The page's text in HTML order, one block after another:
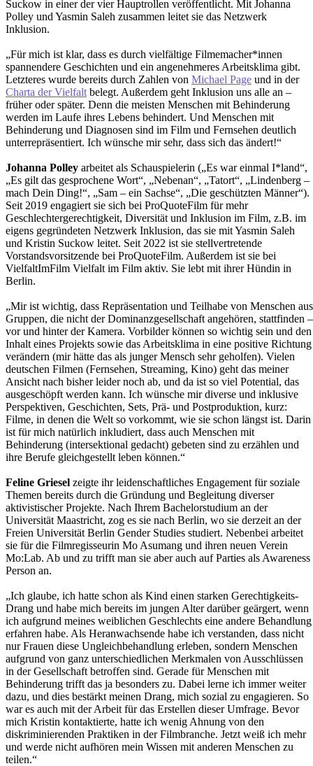
Suckow in einer der vier Hauptrollen veröffentlicht. Mit Johanna
Polley und Yasmin Saleh zusammen leitet sie das Netzwerk
Inklusion.
„Für mich ist klar, dass es durch vielfältige Filmemacher*innen
spannendere Geschichten und ein angenehmeres Arbeitsklima gibt.
Letzteres wurde bereits durch Zahlen von Michael Page und in der
Charta der Vielfalt belegt. Außerdem geht Inklusion uns alle an –
früher oder später. Denn die meisten Menschen mit Behinderung
werden im Laufe ihres Lebens behindert. Und Menschen mit
Behinderung und Diagnosen sind im Film und Fernsehen deutlich
unterrepräsentiert. Ich wünsche mir sehr, dass sich das ändert!“
Johanna Polley arbeitet als Schauspielerin („Es war einmal I*land“,
„Es gilt das gesprochene Wort“, „Nebenan“, „Tatort“, „Lindenberg –
mach Dein Ding!“, „Sam – ein Sachse“, „Die geschützten Männer“).
Seit 2019 engagiert sie sich bei ProQuoteFilm für mehr
Geschlechtergerechtigkeit, Diversität und Inklusion im Film, z.B. im
eigens gegründeten Netzwerk Inklusion, das sie mit Yasmin Saleh
und Kristin Suckow leitet. Seit 2022 ist sie stellvertretende
Vorstandsvorsitzende bei ProQuoteFilm. Außerdem ist sie bei
VielfaltImFilm Vielfalt im Film aktiv. Sie lebt mit ihrer Hündin in
Berlin.
„Mir ist wichtig, dass Repräsentation und Teilhabe von Menschen aus
Gruppen, die nicht der Dominanzgesellschaft angehören, stattfinden –
vor und hinter der Kamera. Vorbilder können so wichtig sein und den
Inhalt eines Projekts sowie das Arbeitsklima in eine positive Richtung
verändern (mir hätte das als junger Mensch sehr geholfen). Vielen
deutschen Filmen (Fernsehen, Streaming, Kino) geht das meiner
Ansicht nach bisher leider noch ab, und da ist so viel Potential, das
ausgeschöpft werden kann. Ich wünsche mir diverse und inklusive
Perspektiven, Geschichten, Sets, Prä- und Postproduktion, kurz:
Filme, in denen die Welt so vorkommt, wie sie schon längst ist. Darin
ist für mich natürlich inkludiert, dass auch Menschen mit
Behinderung (intersektional gedacht) gebeten sind zu erzählen und
ihre Berufe gleichgestellt leben können.“
Feline Griesel zeigte ihr leidenschaftliches Engagement für soziale
Themen bereits durch die Gründung und Begleitung diverser
aktivistischer Projekte. Nach Ihrem Bachelorstudium an der
Universität Maastricht, zog es sie nach Berlin, wo sie derzeit an der
Freien Universität Berlin Gender Studies studiert. Nebenbei arbeitet
sie für die Filmregisseurin Mo Asumang und ihren neuen Verein
Mo:Lab. Ab und zu trifft man sie aber auch auf Parties als Awareness
Person an.
„Ich glaube, ich hatte schon als Kind einen starken Gerechtigkeits-
Drang und habe mich bereits im jungen Alter darüber geärgert, wenn
ich aufgrund meines weiblichen Geschlechts eine andere Behandlung
erfahren habe. Als Heranwachsende habe ich verstanden, dass nicht
nur Frauen diese Ungleichbehandlung erleben, sondern Menschen
aufgrund von ganz unterschiedlichen Merkmalen von Ausschlüssen
in der Gesellschaft betroffen sind. Gerade für Menschen mit
Behinderung trifft das ja besonders zu. Dabei lerne ich immer weiter
dazu, und dies bestärkt meinen Drang, mich sozial zu engagieren. So
war es auch mit der Arbeit für das Erstellen dieser Umfrage. Bevor
mich Kristin kontaktierte, hatte ich wenig Ahnung von den
diskriminierenden Praktiken in der Filmbranche. Jetzt weiß ich mehr
und werde nicht aufhören mein Wissen mit anderen Menschen zu
teilen.“